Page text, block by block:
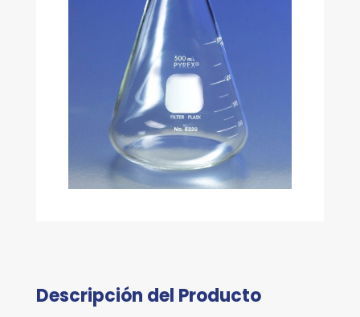
Descripción del Producto